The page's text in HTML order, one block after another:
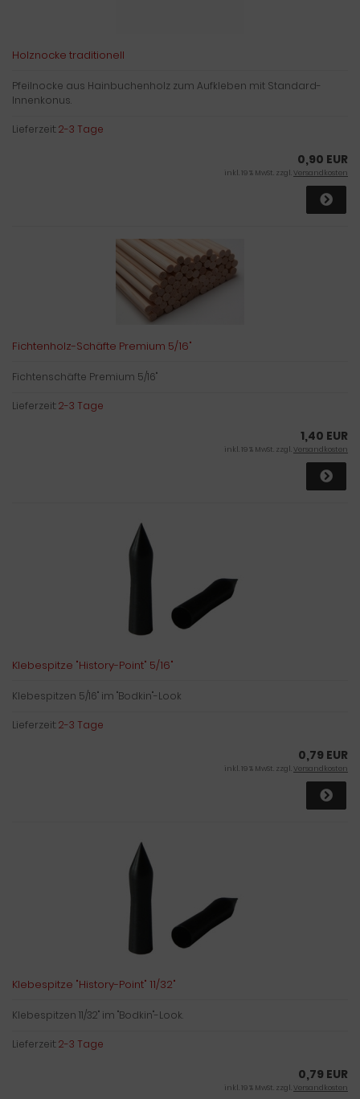
Holznocke traditionell
Pfeilnocke aus Hainbuchenholz zum Aufkleben mit Standard-
Innenkonus.
Lieferzeit:2-3 Tage
0,90 EUR
inkl. 19 % MwSt. zzgl.Versandkosten
Fichtenholz-Schäfte Premium 5/16"
Fichtenschäfte Premium 5/16"
Lieferzeit:2-3 Tage
1,40 EUR
inkl. 19 % MwSt. zzgl.Versandkosten
Klebespitze "History-Point" 5/16"
Klebespitzen 5/16" im "Bodkin"-Look
Lieferzeit:2-3 Tage
0,79 EUR
inkl. 19 % MwSt. zzgl.Versandkosten
Klebespitze "History-Point" 11/32"
Klebespitzen 11/32" im "Bodkin"-Look.
Lieferzeit:2-3 Tage
0,79 EUR
inkl. 19 % MwSt. zzgl.Versandkosten